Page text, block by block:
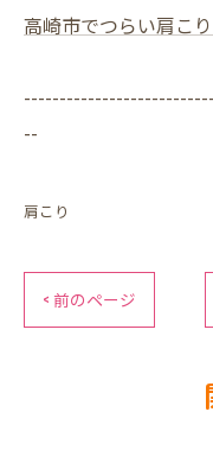
高崎市でつらい肩こ
--
肩こり
< 前のページ